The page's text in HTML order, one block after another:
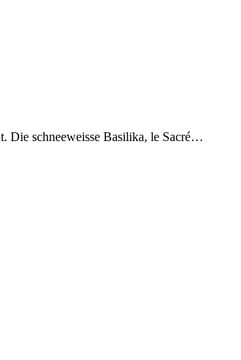
Die schneeweisse Basilika, le Sacré…